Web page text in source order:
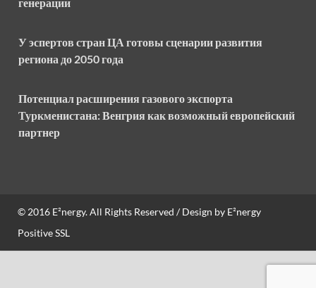
генерации
У эспертов стран ЦА готовы сценарии развития
региона до 2050 года
Потенциал расширения газового экспорта
Туркменистана: Венгрия как возможный европейский
партнер
© 2016 E²nergy. All Rights Reserved / Design by E²nergy
Positive SSL